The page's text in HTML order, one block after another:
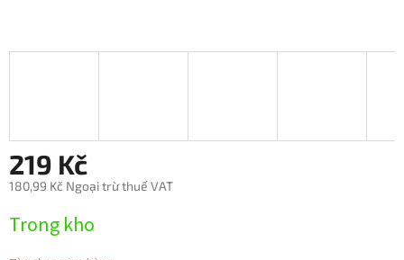
219 Kč
180,99 Kč Ngoại trừ thuế VAT
đo
Trong kho